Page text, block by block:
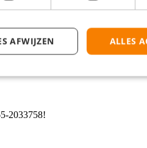
2033758!
ALLES
AFWIJZEN